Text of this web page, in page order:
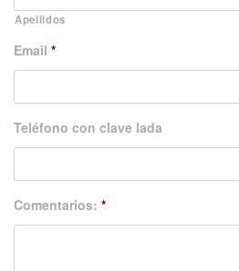
Apellidos
Email *
Teléfono con clave lada
Comentarios: *